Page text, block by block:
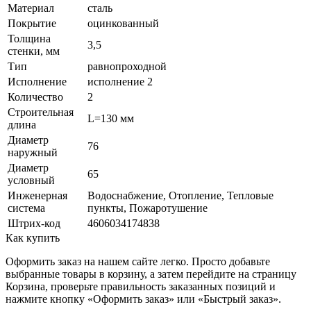
Материал
сталь
Покрытие
оцинкованный
Толщина
стенки, мм
3,5
Тип
равнопроходной
Исполнение
исполнение 2
Количество
2
Строительная
длина
L=130 мм
Диаметр
наружный
76
Диаметр
условный
65
Инженерная
система
Водоснабжение, Отопление, Тепловые
пункты, Пожаротушение
Штрих-код
4606034174838
Как купить
Оформить заказ на нашем сайте легко. Просто добавьте
выбранные товары в корзину, а затем перейдите на страницу
Корзина, проверьте правильность заказанных позиций и
нажмите кнопку «Оформить заказ» или «Быстрый заказ».